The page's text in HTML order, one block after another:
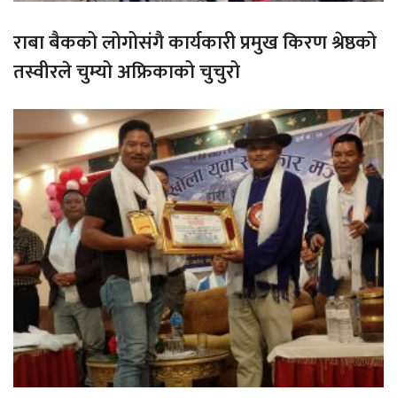
राबा बैकको लोगोसंगै कार्यकारी प्रमुख किरण श्रेष्ठको
तस्वीरले चुम्यो अफ्रिकाको चुचुरो